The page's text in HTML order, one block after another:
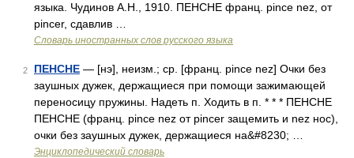
языка. Чудинов А.Н., 1910. ПЕНСНЕ франц. pince nez, от
pincer, сдавлив …
Словарь иностранных слов русского языка
2 ПЕНСНЕ — [нэ], неизм.; ср. [франц. pince nez] Очки без
заушных дужек, держащиеся при помощи зажимающей
переносицу пружины. Надеть п. Ходить в п. * * * ПЕНСНЕ
ПЕНСНЕ (франц. pince nez от pincer защемить и nez нос),
очки без заушных дужек, держащиеся на&#8230; …
Энциклопедический словарь